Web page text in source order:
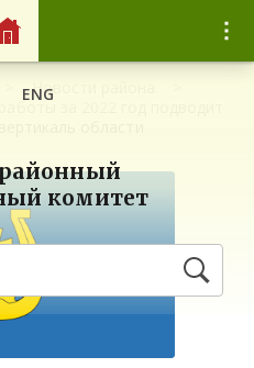
комитет
ENG
Новости района
за 2022 год подводит